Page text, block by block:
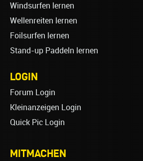
Windsurfen lernen
Wellenreiten lernen
Foilsurfen lernen
Stand-up Paddeln lernen
LOGIN
Forum Login
Kleinanzeigen Login
Quick Pic Login
MITMACHEN